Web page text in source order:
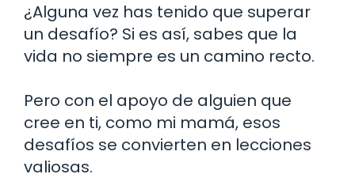
¿Alguna vez has tenido que superar
un desafío? Si es así, sabes que la
vida no siempre es un camino recto.
Pero con el apoyo de alguien que
cree en ti, como mi mamá, esos
desafíos se convierten en lecciones
valiosas.